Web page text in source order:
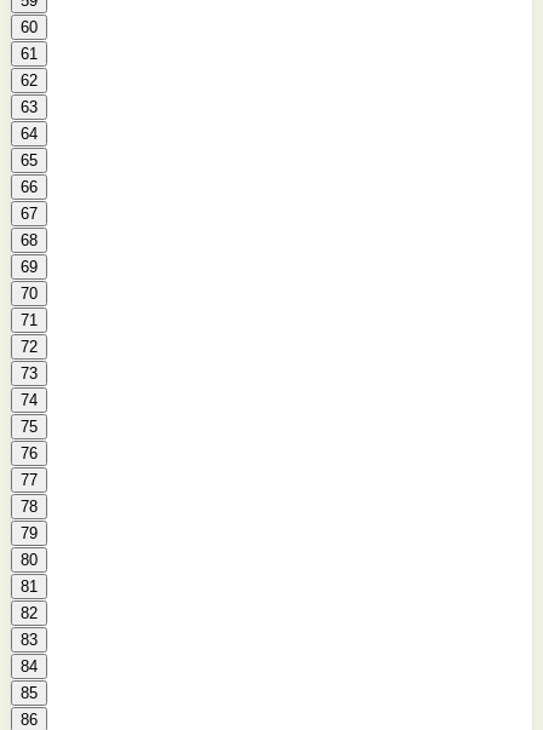
60
61
62
63
64
65
66
67
68
69
70
71
72
73
74
75
76
77
78
79
80
81
82
83
84
85
86